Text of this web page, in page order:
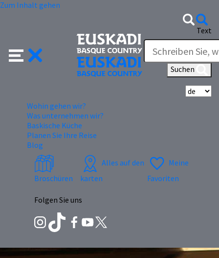
Zum Inhalt gehen
Text
Suchen
Wohin gehen wir?
Was unternehmen wir?
Baskische Küche
Planen Sie Ihre Reise
Blog
Broschüren
Alles auf den
karten
Meine
Favoriten
Folgen Sie uns